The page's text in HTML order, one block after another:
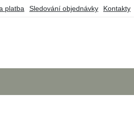
platba Sledování objednávky Kontakty